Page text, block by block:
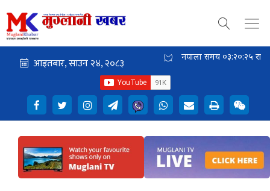
नेपाली समय ०३:२०:२६ राती